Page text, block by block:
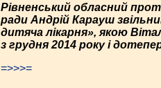
Рівненський обласний
ради Андрій Карауш
дитяча лікарня», якою
з грудня 2014 року і
=>>>=